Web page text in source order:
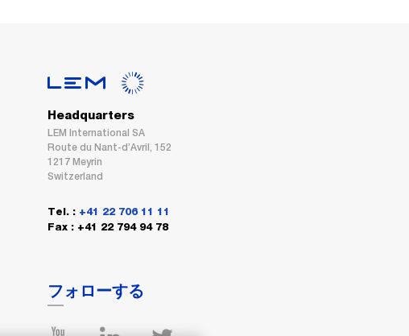
Headquarters
LEM International SA
Route du Nant-d’Avril, 152
1217 Meyrin
Switzerland
Tel. : +41 22 706 11 11
Fax : +41 22 794 94 78
フォローする